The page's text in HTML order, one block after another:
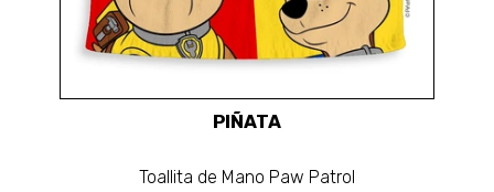
PIÑATA
Toallita de Mano Paw Patrol